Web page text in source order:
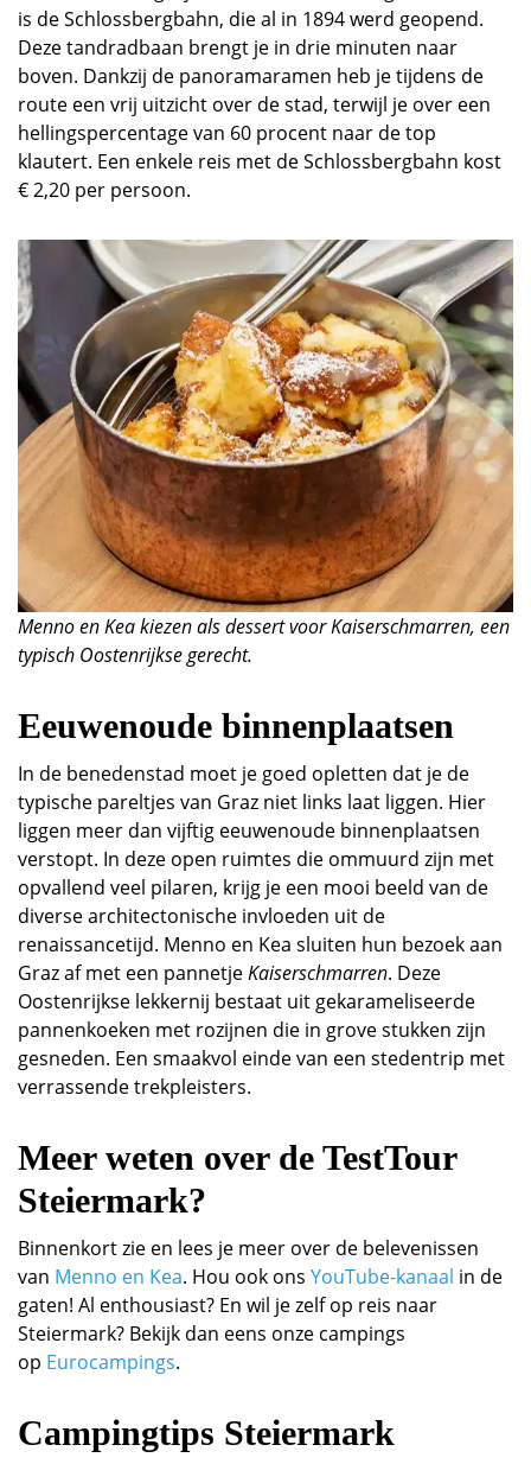
is de Schlossbergbahn, die al in 1894 werd geopend.
Deze tandradbaan brengt je in drie minuten naar
boven. Dankzij de panoramaramen heb je tijdens de
route een vrij uitzicht over de stad, terwijl je over een
hellingspercentage van 60 procent naar de top
klautert. Een enkele reis met de Schlossbergbahn kost
€ 2,20 per persoon.
Menno en Kea kiezen als dessert voor Kaiserschmarren, een
typisch Oostenrijkse gerecht.
Eeuwenoude binnenplaatsen
In de benedenstad moet je goed opletten dat je de
typische pareltjes van Graz niet links laat liggen. Hier
liggen meer dan vijftig eeuwenoude binnenplaatsen
verstopt. In deze open ruimtes die ommuurd zijn met
opvallend veel pilaren, krijg je een mooi beeld van de
diverse architectonische invloeden uit de
renaissancetijd. Menno en Kea sluiten hun bezoek aan
Graz af met een pannetjeKaiserschmarren. Deze
Oostenrijkse lekkernij bestaat uit gekarameliseerde
pannenkoeken met rozijnen die in grove stukken zijn
gesneden. Een smaakvol einde van een stedentrip met
verrassende trekpleisters.
Meer weten over de TestTour
Steiermark?
Binnenkort zie en lees je meer over de belevenissen
van Menno en Kea. Hou ook ons YouTube-kanaal in de
gaten! Al enthousiast? En wil je zelf op reis naar
Steiermark? Bekijk dan eens onze campings
op Eurocampings.
Campingtips Steiermark